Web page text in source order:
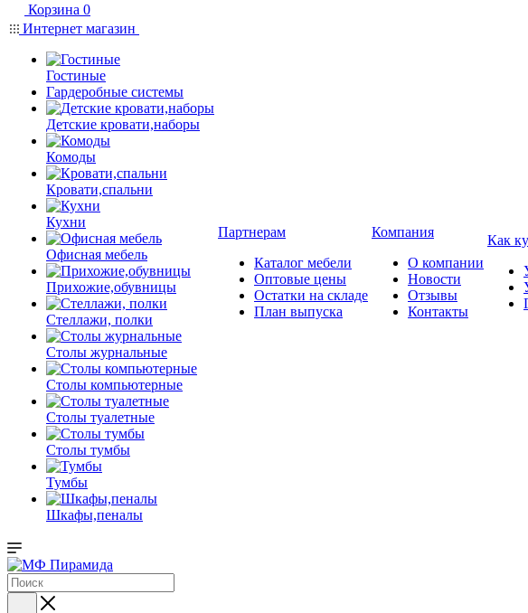
Корзина 0
Интернет магазин
Гостиные
Гардеробные системы
Детские кровати,наборы
Комоды
Кровати,спальни
Кухни
Офисная мебель
Прихожие,обувницы
Стеллажи, полки
Столы журнальные
Столы компьютерные
Столы туалетные
Столы тумбы
Тумбы
Шкафы,пеналы
Партнерам
Каталог мебели
Оптовые цены
Остатки на складе
План выпуска
Компания
О компании
Новости
Отзывы
Контакты
Как